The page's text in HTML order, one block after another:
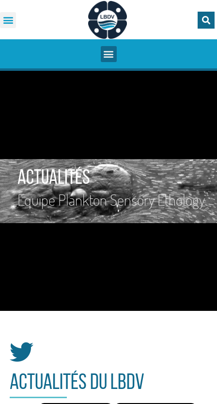
Actualités
Equipe Plankton Sensory Ethology
Actualités du LBDV